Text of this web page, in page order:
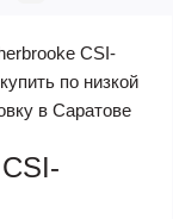
CSI-
по низкой
в Саратове